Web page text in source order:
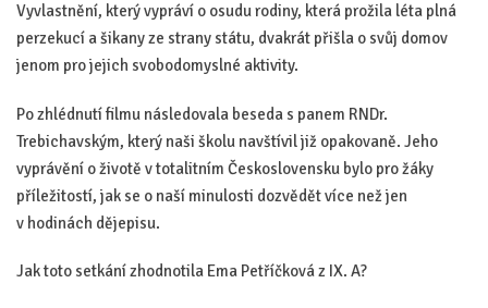
Vyvlastnění, který vypráví o osudu rodiny, která prožila léta plná
perzekucí a šikany ze strany státu, dvakrát přišla o svůj domov
jenom pro jejich svobodomyslné aktivity.
Po zhlédnutí filmu následovala beseda s panem RNDr.
Trebichavským, který naši školu navštívil již opakovaně. Jeho
vyprávění o životě v totalitním Československu bylo pro žáky
příležitostí, jak se o naší minulosti dozvědět více než jen
v hodinách dějepisu.
Jak toto setkání zhodnotila Ema Petříčková z IX. A?